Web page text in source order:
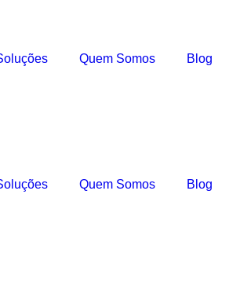
Quem Somos Blog
Quem Somos Blog